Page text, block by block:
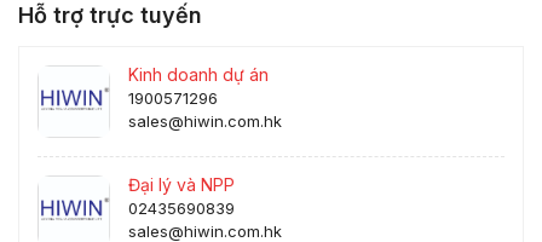
Hỗ trợ trực tuyến
Kinh doanh dự án
1900571296
sales@hiwin.com.hk
Đại lý và NPP
02435690839
sales@hiwin.com.hk